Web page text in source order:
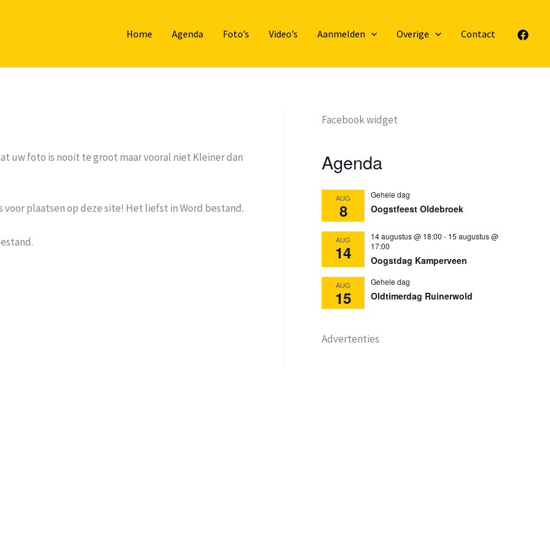
Home Agenda Foto’s Video’s Aanmelden Overige Contact
uw foto is nooit te groot maar vooral niet Kleiner dan
plaatsen op deze site! Het liefst in Word bestand.
Facebook widget
Agenda
AUG
8
Gehele dag
Oogstfeest Oldebroek
AUG
14
14 augustus @ 18:00 - 15 augustus @
17:00
Oogstdag Kamperveen
AUG
15
Gehele dag
Oldtimerdag Ruinerwold
Advertenties